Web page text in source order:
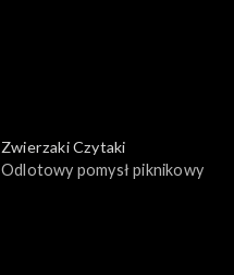
Zwierzaki Czytaki
Odlotowy pomysł piknikowy